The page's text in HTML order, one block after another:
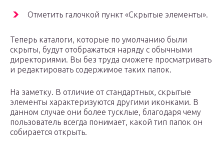
Отметить галочкой пункт «Скрытые элементы».
Теперь каталоги, которые по умолчанию были
скрыты, будут отображаться наряду с обычными
директориями. Вы без труда сможете просматривать
и редактировать содержимое таких папок.
На заметку. В отличие от стандартных, скрытые
элементы характеризуются другими иконками. В
данном случае они более тусклые, благодаря чему
пользователь всегда понимает, какой тип папок он
собирается открыть.